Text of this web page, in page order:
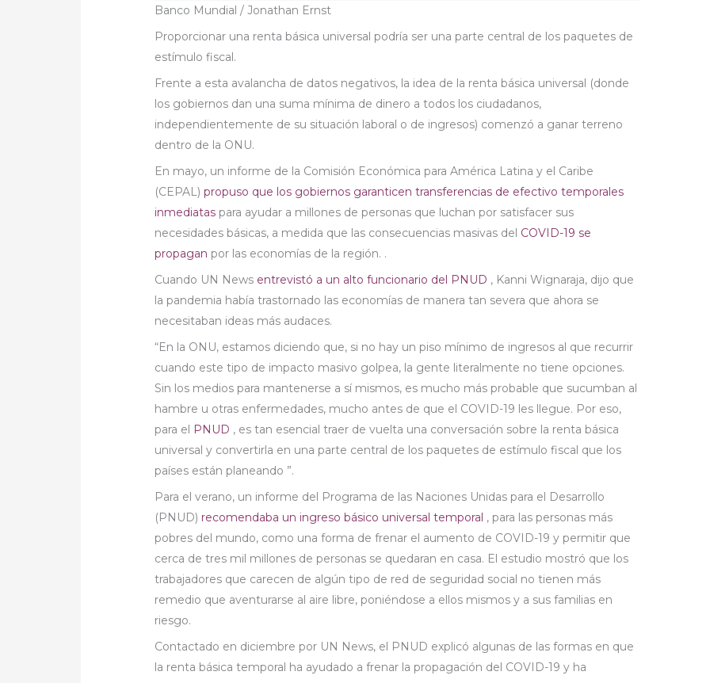
Banco Mundial / Jonathan Ernst
Proporcionar una renta básica universal podría ser una parte central de los paquetes de
estímulo fiscal.
Frente a esta avalancha de datos negativos, la idea de la renta básica universal (donde
los gobiernos dan una suma mínima de dinero a todos los ciudadanos,
independientemente de su situación laboral o de ingresos) comenzó a ganar terreno
dentro de la ONU.
En mayo, un informe de la Comisión Económica para América Latina y el Caribe
(CEPAL)propuso que los gobiernos garanticen transferencias de efectivo temporales
inmediatas para ayudar a millones de personas que luchan por satisfacer sus
necesidades básicas, a medida que las consecuencias masivas del COVID-19 se
propagan por las economías de la región. .
Cuando UN News entrevistó a un alto funcionario del PNUD , Kanni Wignaraja, dijo que
la pandemia había trastornado las economías de manera tan severa que ahora se
necesitaban ideas más audaces.
“En la ONU, estamos diciendo que, si no hay un piso mínimo de ingresos al que recurrir
cuando este tipo de impacto masivo golpea, la gente literalmente no tiene opciones.
Sin los medios para mantenerse a sí mismos, es mucho más probable que sucumban al
hambre u otras enfermedades, mucho antes de que el COVID-19 les llegue. Por eso,
para el PNUD , es tan esencial traer de vuelta una conversación sobre la renta básica
universal y convertirla en una parte central de los paquetes de estímulo fiscal que los
países están planeando ”.
Para el verano, un informe del Programa de las Naciones Unidas para el Desarrollo
(PNUD) recomendaba un ingreso básico universal temporal , para las personas más
pobres del mundo, como una forma de frenar el aumento de COVID-19 y permitir que
cerca de tres mil millones de personas se quedaran en casa. El estudio mostró que los
trabajadores que carecen de algún tipo de red de seguridad social no tienen más
remedio que aventurarse al aire libre, poniéndose a ellos mismos y a sus familias en
riesgo.
Contactado en diciembre por UN News, el PNUD explicó algunas de las formas en que
la renta básica temporal ha ayudado a frenar la propagación del COVID-19 y ha